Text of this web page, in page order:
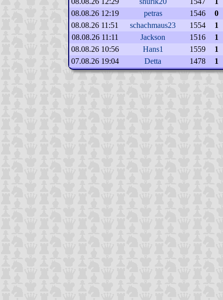
08.08.26 12:19
petras 1546
0
08.08.26 11:51
schachmaus23 1554
1
08.08.26 11:11
Jackson 1516
1
08.08.26 10:56
Hans1 1559
1
07.08.26 19:04
Detta 1478 1